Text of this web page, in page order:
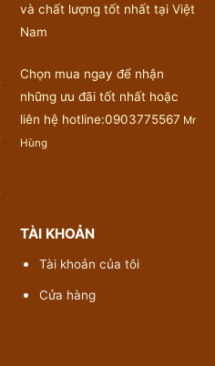
và chất lượng tốt nhất tại Việt
Nam
Chọn mua ngay để nhận
những ưu đãi tốt nhất hoặc
liên hệ hotline:0903775567 Mr
Hùng
TÀI KHOẢN
Tài khoản của tôi
Cửa hàng